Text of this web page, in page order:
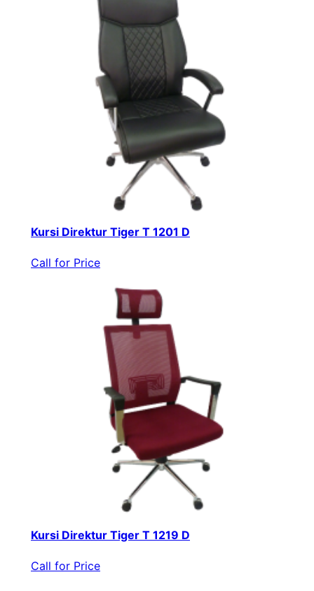
Kursi Direktur Tiger T 1201 D
Call for Price
Kursi Direktur Tiger T 1219 D
Call for Price